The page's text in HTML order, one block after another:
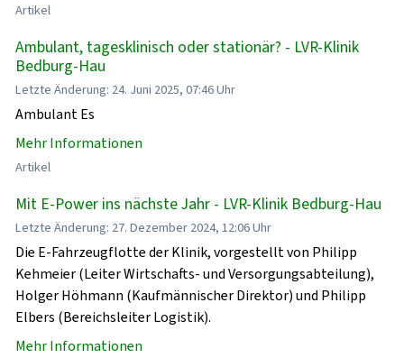
Artikel
Ambulant, tagesklinisch oder stationär? - LVR-Klinik
Bedburg-Hau
Letzte Änderung: 24. Juni 2025, 07:46 Uhr
Ambulant Es
Mehr Informationen
Artikel
Mit E-Power ins nächste Jahr - LVR-Klinik Bedburg-Hau
Letzte Änderung: 27. Dezember 2024, 12:06 Uhr
Die E-Fahrzeugflotte der Klinik, vorgestellt von Philipp
Kehmeier (Leiter Wirtschafts- und Versorgungsabteilung),
Holger Höhmann (Kaufmännischer Direktor) und Philipp
Elbers (Bereichsleiter Logistik).
Mehr Informationen